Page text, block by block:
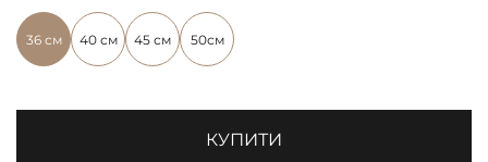
36 см 40 см 45 см 50см
КУПИТИ